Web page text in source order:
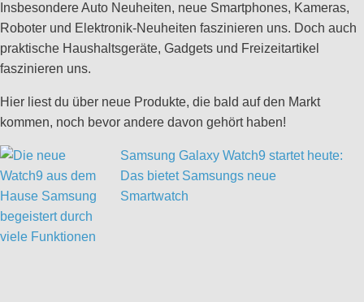
Insbesondere Auto Neuheiten, neue Smartphones, Kameras,
Roboter und Elektronik-Neuheiten faszinieren uns. Doch auch
praktische Haushaltsgeräte, Gadgets und Freizeitartikel
faszinieren uns.
Hier liest du über neue Produkte, die bald auf den Markt
kommen, noch bevor andere davon gehört haben!
Samsung Galaxy Watch9 startet heute:
Das bietet Samsungs neue
Smartwatch